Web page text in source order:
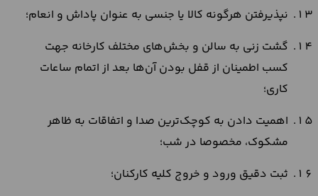
نپذیرفتن هرگونه کالا یا جنسی به عنوان پاداش و انعام؛
گشت زنی به سالن و بخش‌های مختلف کارخانه جهت
کسب اطمینان از قفل بودن آن‌ها بعد از اتمام ساعات
کاری؛
اهمیت دادن به کوچک‌ترین صدا و اتفاقات به ظاهر
مشکوک، مخصوصا در شب؛
ثبت دقیق ورود و خروج کلیه کارکنان؛